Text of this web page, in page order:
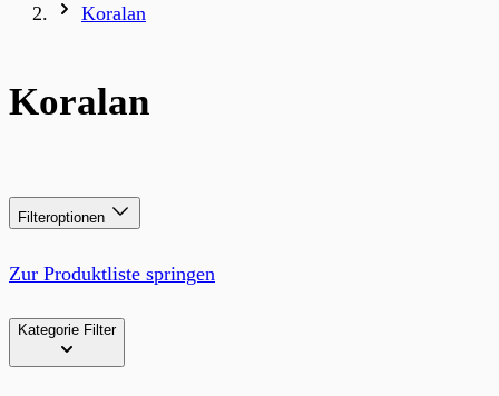
Koralan
Koralan
Filteroptionen
Zur Produktliste springen
Kategorie Filter